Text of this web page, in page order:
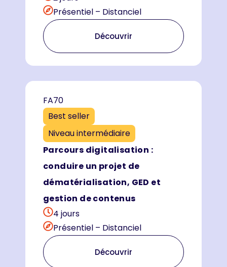
Présentiel – Distanciel
Découvrir
FA70
Best seller
Niveau intermédiaire
Parcours digitalisation :
conduire un projet de
dématérialisation, GED et
gestion de contenus
4 jours
Présentiel – Distanciel
Découvrir